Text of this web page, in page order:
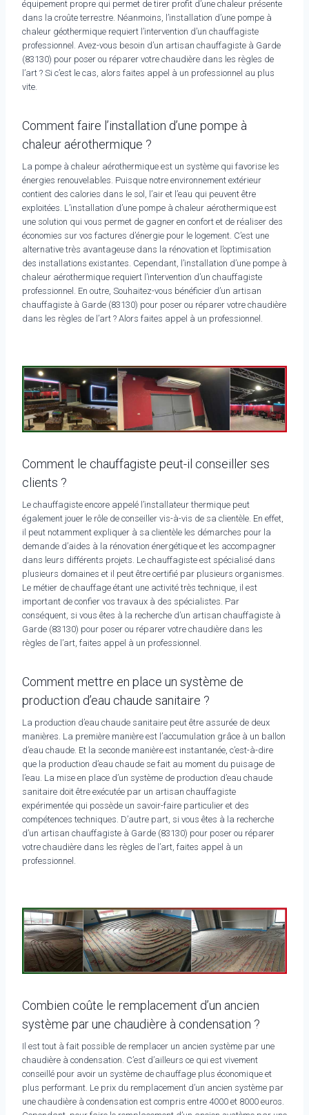
équipement propre qui permet de tirer profit d’une chaleur présente
dans la croûte terrestre. Néanmoins, l’installation d’une pompe à
chaleur géothermique requiert l’intervention d’un chauffagiste
professionnel. Avez-vous besoin d’un artisan chauffagiste à Garde
(83130) pour poser ou réparer votre chaudière dans les règles de
l’art ? Si c’est le cas, alors faites appel à un professionnel au plus
vite.
Comment faire l’installation d’une pompe à
chaleur aérothermique ?
La pompe à chaleur aérothermique est un système qui favorise les
énergies renouvelables. Puisque notre environnement extérieur
contient des calories dans le sol, l’air et l’eau qui peuvent être
exploitées. L’installation d’une pompe à chaleur aérothermique est
une solution qui vous permet de gagner en confort et de réaliser des
économies sur vos factures d’énergie pour le logement. C’est une
alternative très avantageuse dans la rénovation et l’optimisation
des installations existantes. Cependant, l’installation d’une pompe à
chaleur aérothermique requiert l’intervention d’un chauffagiste
professionnel. En outre, Souhaitez-vous bénéficier d’un artisan
chauffagiste à Garde (83130) pour poser ou réparer votre chaudière
dans les règles de l’art ? Alors faites appel à un professionnel.
Comment le chauffagiste peut-il conseiller ses
clients ?
Le chauffagiste encore appelé l’installateur thermique peut
également jouer le rôle de conseiller vis-à-vis de sa clientèle. En effet,
il peut notamment expliquer à sa clientèle les démarches pour la
demande d’aides à la rénovation énergétique et les accompagner
dans leurs différents projets. Le chauffagiste est spécialisé dans
plusieurs domaines et il peut être certifié par plusieurs organismes.
Le métier de chauffage étant une activité très technique, il est
important de confier vos travaux à des spécialistes. Par
conséquent, si vous êtes à la recherche d’un artisan chauffagiste à
Garde (83130) pour poser ou réparer votre chaudière dans les
règles de l’art, faites appel à un professionnel.
Comment mettre en place un système de
production d’eau chaude sanitaire ?
La production d’eau chaude sanitaire peut être assurée de deux
manières. La première manière est l’accumulation grâce à un ballon
d’eau chaude. Et la seconde manière est instantanée, c’est-à-dire
que la production d’eau chaude se fait au moment du puisage de
l’eau. La mise en place d’un système de production d’eau chaude
sanitaire doit être exécutée par un artisan chauffagiste
expérimentée qui possède un savoir-faire particulier et des
compétences techniques. D’autre part, si vous êtes à la recherche
d’un artisan chauffagiste à Garde (83130) pour poser ou réparer
votre chaudière dans les règles de l’art, faites appel à un
professionnel.
Combien coûte le remplacement d’un ancien
système par une chaudière à condensation ?
Il est tout à fait possible de remplacer un ancien système par une
chaudière à condensation. C’est d’ailleurs ce qui est vivement
conseillé pour avoir un système de chauffage plus économique et
plus performant. Le prix du remplacement d’un ancien système par
une chaudière à condensation est compris entre 4000 et 8000 euros.